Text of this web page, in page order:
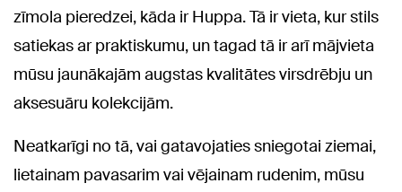
zīmola pieredzei, kāda ir Huppa. Tā ir vieta, kur stils
satiekas ar praktiskumu, un tagad tā ir arī mājvieta
mūsu jaunākajām augstas kvalitātes virsdrēbju un
aksesuāru kolekcijām.
Neatkarīgi no tā, vai gatavojaties sniegotai ziemai,
lietainam pavasarim vai vējainam rudenim, mūsu